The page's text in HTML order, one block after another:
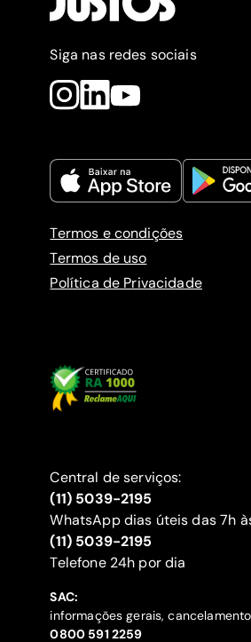
Siga nas redes sociais
Termos e condições
Termos de uso
Política de Privacidade
Central de serviços:
(11) 5039-2195
WhatsApp dias úteis das 7h
(11) 5039-2195
‍Telefone 24h por dia
SAC:
informações gerais,
‍0800 591 2259